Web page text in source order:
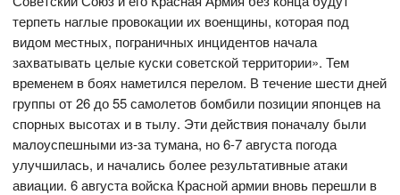
терпеть наглые провокации их военщины, которая под
видом местных, пограничных инцидентов начала
захватывать целые куски советской территории». Тем
временем в боях наметился перелом. В течение шести дней
группы от 26 до 55 самолетов бомбили позиции японцев на
спорных высотах и в тылу. Эти действия поначалу были
малоуспешными из-за тумана, но 6-7 августа погода
улучшилась, и начались более результативные атаки
авиации. 6 августа войска Красной армии вновь перешли в